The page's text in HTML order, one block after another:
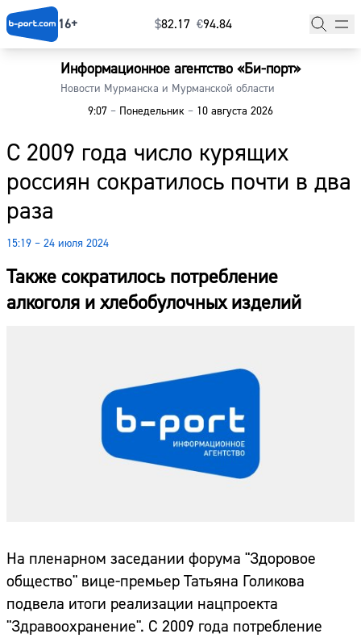
16+ $⁠82.17 €⁠94.84
Информационное агентство «Би-порт»
Новости Мурманска и Мурманской области
9:07 – Понедельник – 10 августа 2026
С 2009 года число курящих
россиян сократилось почти в два
раза
15:19 – 24 июля 2024
Также сократилось потребление
алкоголя и хлебобулочных изделий
На пленарном заседании форума "Здоровое
общество" вице-премьер Татьяна Голикова
подвела итоги реализации нацпроекта
"Здравоохранение". С 2009 года потребление
Главная
Наши гости
Фоторепортажи
Погода
Курсы валют